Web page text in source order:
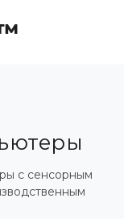
с сенсорным